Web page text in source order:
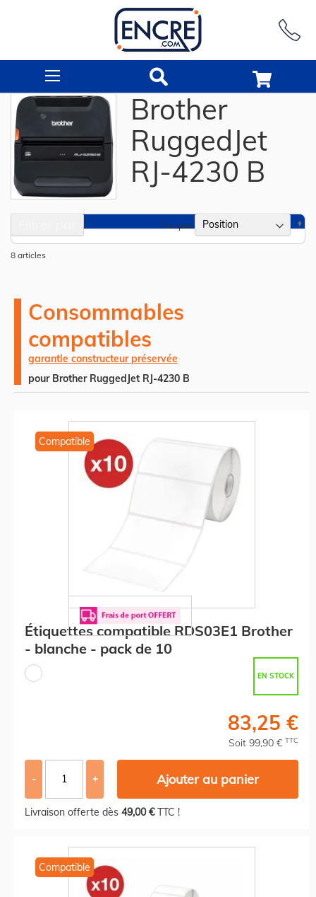
Brother
RuggedJet
RJ-4230 B
8 articles
Trier par
Consommables
compatibles
garantie constructeur préservée
pour Brother RuggedJet RJ-4230 B
Compatible
Étiquettes compatible RDS03E1 Brother
- blanche - pack de 10
EN STOCK
83,25 €
Soit 99,90 € TTC
- + Ajouter au panier
Livraison offerte dès 49,00 €TTC !
Compatible